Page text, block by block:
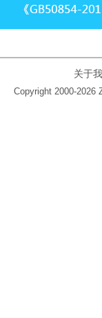
关于
Copyright 2000-2026